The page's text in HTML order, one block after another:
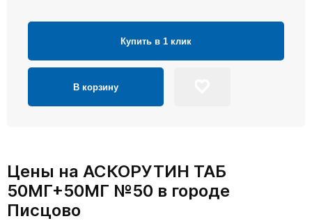
Купить в 1 клик
В корзину
Цены на АСКОРУТИН ТАБ
50МГ+50МГ №50 в городе
Писцово